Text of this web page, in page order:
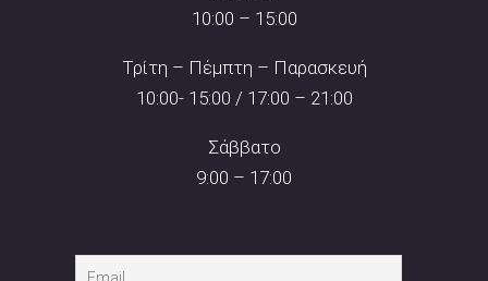
10:00 – 15:00
Τρίτη – Πέμπτη – Παρασκευή
10:00- 15:00 / 17:00 – 21:00
Σάββατο
9:00 – 17:00